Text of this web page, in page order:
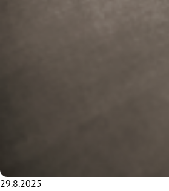
29.8.2025